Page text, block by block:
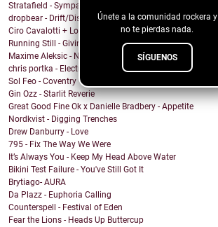
Únete a la comunidad rockera y
no te pierdas nada.
SÍGUENOS
Stratafield - Sympathetic Waveforms
dropbear - Drift/Dissolve
Ciro Cavalotti + Los Chicos del Espacio - Brillar
Running Still - Giving Up
Maxime Aleksic - Need to Move On
chris portka - Electric Guitar Quartet (In C#)
Sol Feo - Coventry
Gin Ozz - Starlit Reverie
Great Good Fine Ok x Danielle Bradbery - Appetite
Nordkvist - Digging Trenches
Drew Danburry - Love
795 - Fix The Way We Were
It’s Always You - Keep My Head Above Water
Bikini Test Failure - You've Still Got It
Brytiago- AURA
Da Plazz - Euphoria Calling
Counterspell - Festival of Eden
Fear the Lions - Heads Up Buttercup